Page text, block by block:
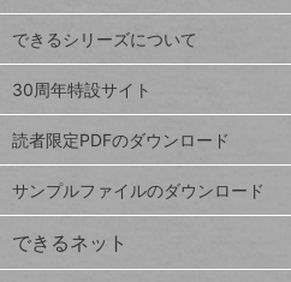
ド
Google
スプレ
ッドシ
ート
iPhone
VLOOKUP
ト
ッ
プ
ペ
ジ
連載
できるシリーズについて
30周年特設サイト
読者限定PDFのダウンロード
サンプルファイルのダウンロード
できるネット